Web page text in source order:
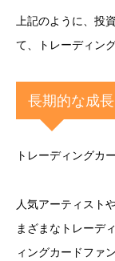
上記のように、投
て、トレーディン
長期的な成
トレーディングカ
人気アーティスト
まざまなトレーデ
ィングカードファ